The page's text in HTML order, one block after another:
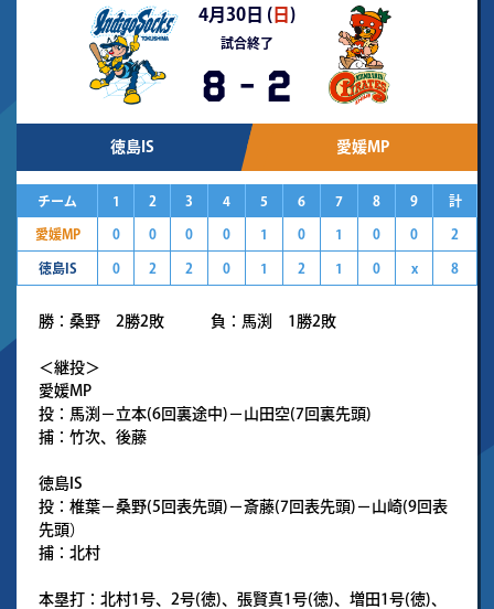
4月30日 ( 日 )
試合終了
8 - 2
徳島IS 愛媛MP
チーム 1 2 3 4 5 6 7 8 9 計
愛媛MP 0 0 0 0 1 0 1 0 0 2
徳島IS 0 2 2 0 1 2 1 0 x 8
勝：桑野 2勝2敗 負：馬渕 1勝2敗
＜継投＞
愛媛MP
投：馬渕－立本(6回裏途中)－山田空(7回裏先頭)
捕：竹次、後藤
徳島IS
投：椎葉－桑野(5回表先頭)－斎藤(7回表先頭)－山崎(9回表
先頭）
捕：北村
本塁打：北村1号、2号(徳)、張賢真1号(徳)、増田1号(徳)、